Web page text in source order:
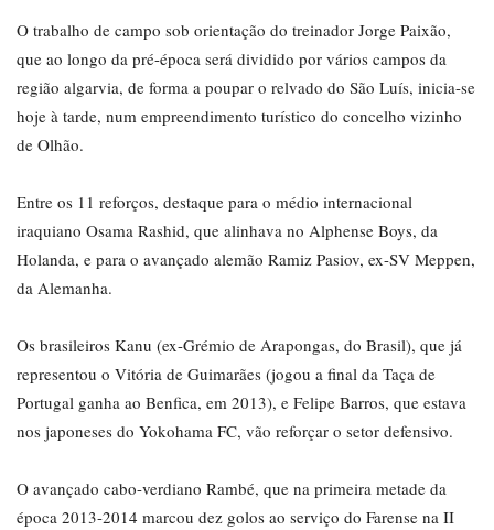
O trabalho de campo sob orientação do treinador Jorge Paixão,
que ao longo da pré-época será dividido por vários campos da
região algarvia, de forma a poupar o relvado do São Luís, inicia-se
hoje à tarde, num empreendimento turístico do concelho vizinho
de Olhão.
Entre os 11 reforços, destaque para o médio internacional
iraquiano Osama Rashid, que alinhava no Alphense Boys, da
Holanda, e para o avançado alemão Ramiz Pasiov, ex-SV Meppen,
da Alemanha.
Os brasileiros Kanu (ex-Grémio de Arapongas, do Brasil), que já
representou o Vitória de Guimarães (jogou a final da Taça de
Portugal ganha ao Benfica, em 2013), e Felipe Barros, que estava
nos japoneses do Yokohama FC, vão reforçar o setor defensivo.
O avançado cabo-verdiano Rambé, que na primeira metade da
época 2013-2014 marcou dez golos ao serviço do Farense na II